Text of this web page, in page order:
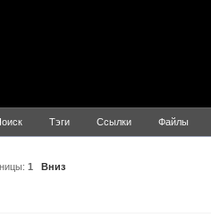
Тэги Ссылки Файлы
1 Вниз